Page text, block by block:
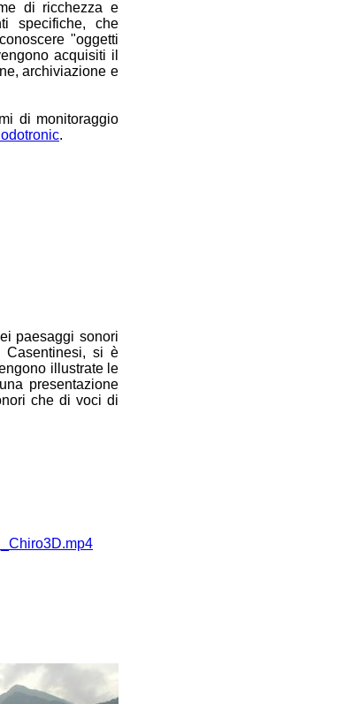
di ricchezza e
specifiche, che
"oggetti
acquisiti il
archiviazione e
di monitoraggio
.
paesaggi sonori
Casentinesi, si è
illustrate le
presentazione
che di voci di